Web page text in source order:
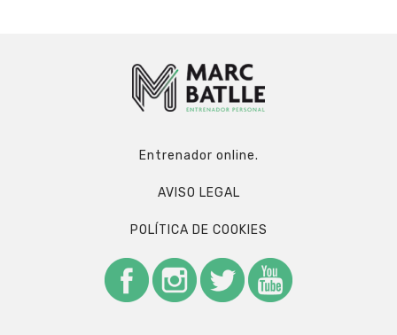
Entrenador online.
AVISO LEGAL
POLÍTICA DE COOKIES